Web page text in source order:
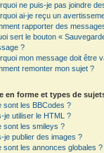
ne puis-je pas joindre
ai-je reçu un
rapporter des
sert le bouton «
?
mon message doit être
remonter mon sujet ?
en forme et types de
sont les BBCodes ?
je utiliser le HTML ?
sont les smileys ?
je publier des images ?
sont les annonces globales ?